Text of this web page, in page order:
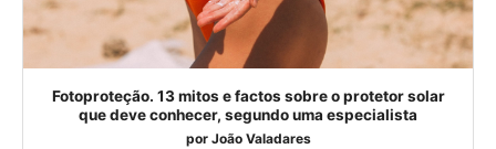
Fotoproteção. 13 mitos e factos sobre o protetor solar
que deve conhecer, segundo uma especialista
por João Valadares